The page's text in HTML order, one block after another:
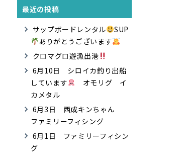
最近の投稿
サップボードレンタル
SUP
ありがとうございます
クロマグロ遊漁出港
6月10日 シロイカ釣り出船
しています
オモリグ イ
カメタル
6月3日 西成キンちゃん
ファミリーフィシング
6月1日 ファミリーフィシン
グ